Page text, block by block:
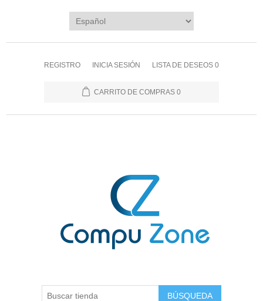
REGISTRO INICIA SESIÓN LISTA DE DESEOS 0
CARRITO DE COMPRAS 0
BÚSQUEDA